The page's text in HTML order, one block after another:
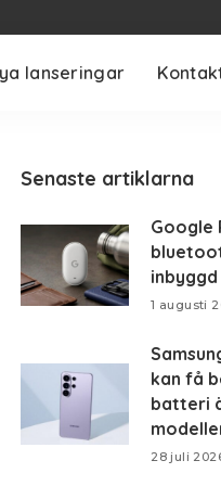
lanseringar
Senaste artiklarna
Google
1 augusti
kan få
batteri
28 juli